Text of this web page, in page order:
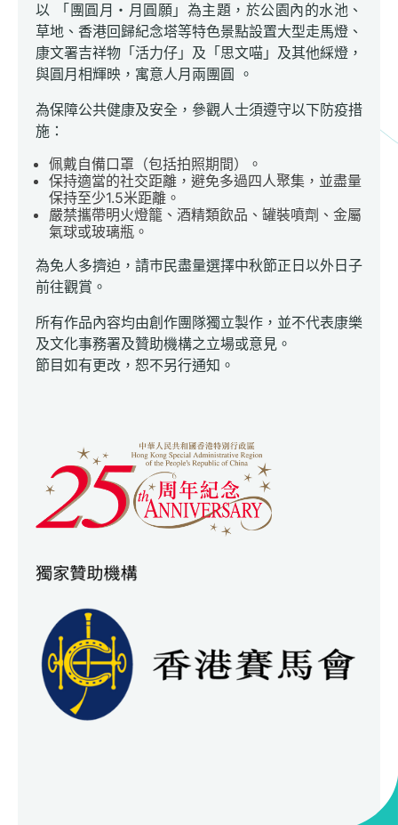
以 「團圓月・月圓願」為主題，於公園內的水池、
草地、香港回歸紀念塔等特色景點設置大型走馬燈、
康文署吉祥物「活力仔」及「思文喵」及其他綵燈，
與圓月相輝映，寓意人月兩團圓 。
為保障公共健康及安全，參觀人士須遵守以下防疫措
施：
佩戴自備口罩（包括拍照期間）。
保持適當的社交距離，避免多過四人聚集，並盡量
保持至少1.5米距離。
嚴禁攜帶明火燈籠、酒精類飲品、罐裝噴劑、金屬
氣球或玻璃瓶。
為免人多擠迫，請巿民盡量選擇中秋節正日以外日子
前往觀賞。
所有作品內容均由創作團隊獨立製作，並不代表康樂
及文化事務署及贊助機構之立場或意見。
節目如有更改，恕不另行通知。